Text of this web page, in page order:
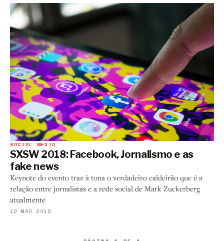
SOCIAL MEDIA
SXSW 2018: Facebook, Jornalismo e as
fake news
Keynote do evento traz à tona o verdadeiro caldeirão que é a
relação entre jornalistas e a rede social de Mark Zuckerberg
atualmente
10 MAR 2018